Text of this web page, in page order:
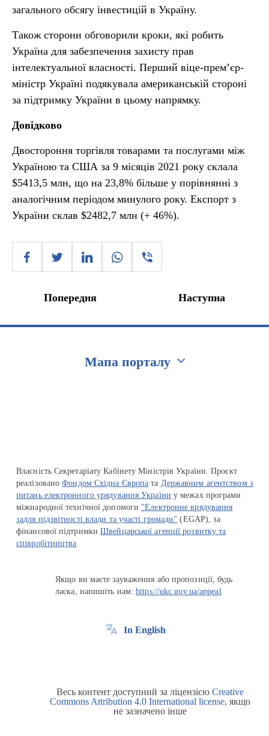
загального обсягу інвестицій в Україну.
Також сторони обговорили кроки, які робить
Україна для забезпечення захисту прав
інтелектуальної власності. Перший віце-прем’єр-
міністр Україні подякувала американській стороні
за підтримку України в цьому напрямку.
Довідково
Двостороння торгівля товарами та послугами між
Україною та США за 9 місяців 2021 року склала
$5413,5 млн, що на 23,8% більше у порівнянні з
аналогічним періодом минулого року. Експорт з
України склав $2482,7 млн (+ 46%).
Попередня Наступна
Мапа порталу
Власність Секретаріату Кабінету Міністрів України. Проєкт
реалізованоФондом Східна Європа та Державним агентством з
питань електронного урядування України у межах програми
міжнародної технічної допомоги "Електронне врядування
задля підзвітності влади та участі громади" (EGAP), за
фінансової підтримкиШвейцарської агенції розвитку та
співробітництва
Якщо ви маєте зауваження або пропозиції, будь
ласка, напишіть нам:https://ukc.gov.ua/appeal
In English
Весь контент доступний за ліцензією Creative
Commons Attribution 4.0 International license, якщо
не зазначено інше